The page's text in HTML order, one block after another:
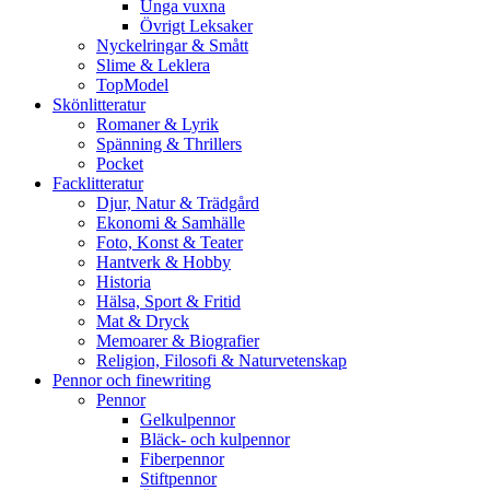
Unga vuxna
Övrigt Leksaker
Nyckelringar & Smått
Slime & Leklera
TopModel
Skönlitteratur
Romaner & Lyrik
Spänning & Thrillers
Pocket
Facklitteratur
Djur, Natur & Trädgård
Ekonomi & Samhälle
Foto, Konst & Teater
Hantverk & Hobby
Historia
Hälsa, Sport & Fritid
Mat & Dryck
Memoarer & Biografier
Religion, Filosofi & Naturvetenskap
Pennor och finewriting
Pennor
Gelkulpennor
Bläck- och kulpennor
Fiberpennor
Stiftpennor